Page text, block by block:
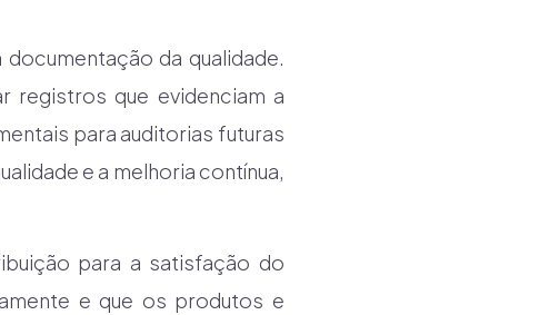
da qualidade.
registros que evidenciam a
para auditorias futuras
e a melhoria contínua,
para a satisfação do
e que os produtos e